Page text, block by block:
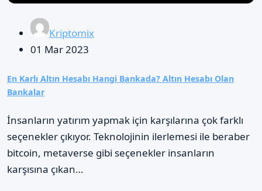
Kriptomix
01 Mar 2023
En Karlı Altın Hesabı Hangi Bankada? Altın Hesabı Olan
Bankalar
İnsanların yatırım yapmak için karşılarına çok farklı
seçenekler çıkıyor. Teknolojinin ilerlemesi ile beraber
bitcoin, metaverse gibi seçenekler insanların
karşısına çıkan…